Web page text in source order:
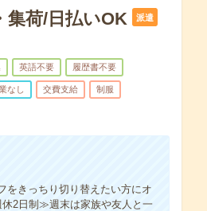
集荷/日払いOK 派遣
英語不要 履歴書不要
なし 交費支給 制服
きっちり切り替えたい方にオ
2日制≫週末は家族や友人と一